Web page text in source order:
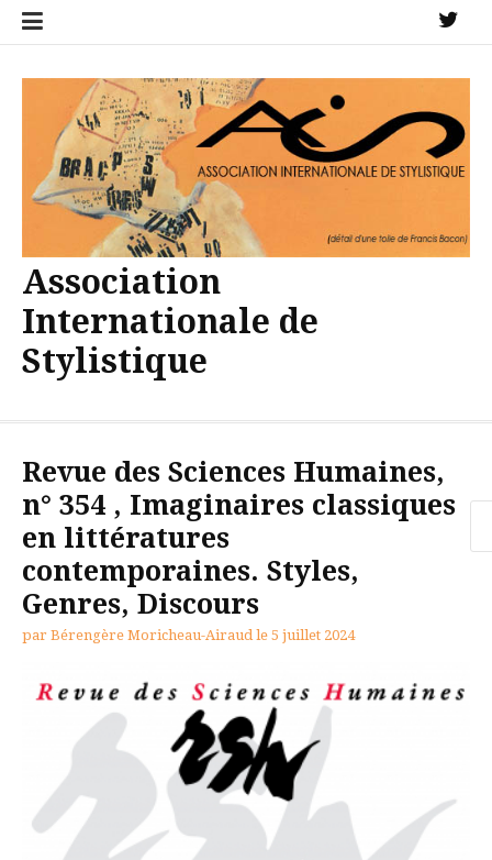
Aller
Association
Internationale de
Stylistique
Revue des Sciences Humaines,
n° 354 , Imaginaires classiques
en littératures
contemporaines. Styles,
Genres, Discours
par Bérengère Moricheau-Airaud le 5 juillet 2024